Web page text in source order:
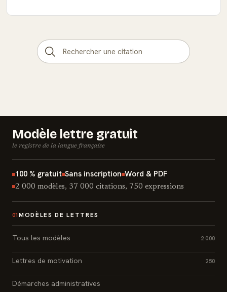
Modèle lettre gratuit
le registre de la langue française
100 % gratuit Sans inscription Word & PDF
2 000 modèles, 37 000 citations, 750 expressions
01 MODÈLES DE LETTRES
Tous les modèles 2 000
Lettres de motivation 250
Démarches administratives